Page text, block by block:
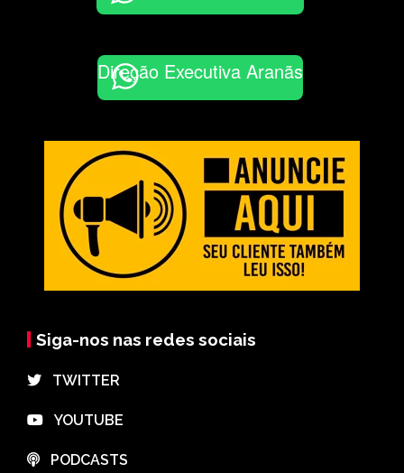
Direção Executiva Aranãs
Siga-nos nas redes sociais
⠀TWITTER
⠀YOUTUBE
⠀PODCASTS